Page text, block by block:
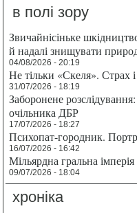
в полі зору
Звичайнісіньке
й надалі знищувати
04/08/2026 - 20:19
Не тільки «Скеля».
31/07/2026 - 18:19
Заборонене
очільника ДБР
17/07/2026 - 18:27
Психопат-городник.
16/07/2026 - 16:42
Мільярдна гральна
09/07/2026 - 18:04
хроніка